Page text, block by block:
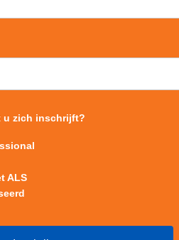
u zich inschrijft?
ALS